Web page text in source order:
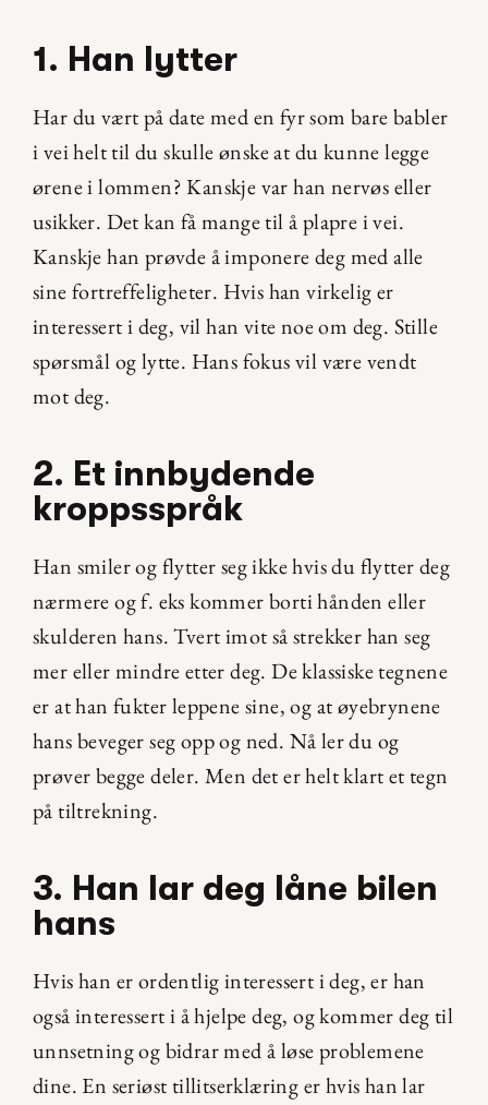
1. Han lytter
Har du vært på date med en fyr som bare babler
i vei helt til du skulle ønske at du kunne legge
ørene i lommen? Kanskje var han nervøs eller
usikker. Det kan få mange til å plapre i vei.
Kanskje han prøvde å imponere deg med alle
sine fortreffeligheter. Hvis han virkelig er
interessert i deg, vil han vite noe om deg. Stille
spørsmål og lytte. Hans fokus vil være vendt
mot deg.
2. Et innbydende
kroppsspråk
Han smiler og flytter seg ikke hvis du flytter deg
nærmere og f. eks kommer borti hånden eller
skulderen hans. Tvert imot så strekker han seg
mer eller mindre etter deg. De klassiske tegnene
er at han fukter leppene sine, og at øyebrynene
hans beveger seg opp og ned. Nå ler du og
prøver begge deler. Men det er helt klart et tegn
på tiltrekning.
3. Han lar deg låne bilen
hans
Hvis han er ordentlig interessert i deg, er han
også interessert i å hjelpe deg, og kommer deg til
unnsetning og bidrar med å løse problemene
dine. En seriøst tillitserklæring er hvis han lar